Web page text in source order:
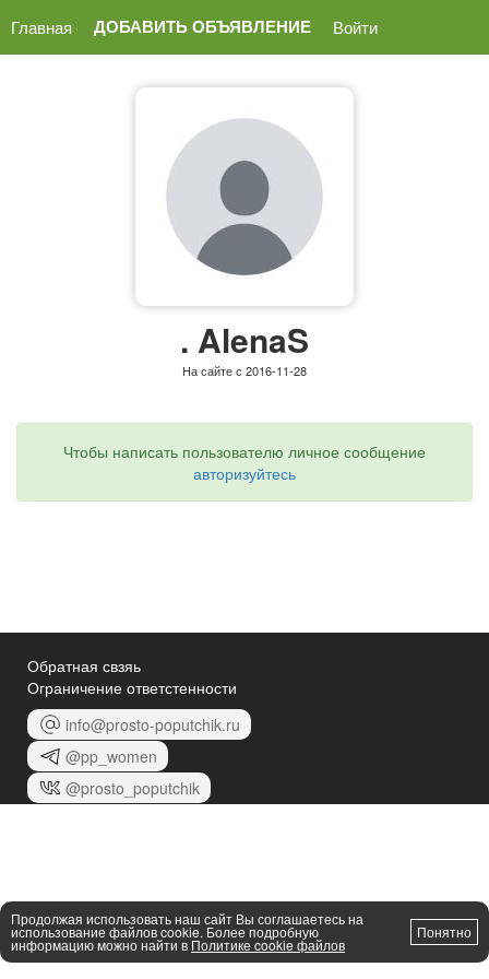
Главная ДОБАВИТЬ ОБЪЯВЛЕНИЕ Войти
. AlenaS
На сайте с 2016-11-28
Чтобы написать пользователю личное сообщение
авторизуйтесь
Обратная свзяь
Ограничение ответстенности
info@prosto-poputchik.ru
@pp_women
@prosto_poputchik
Продолжая использовать наш сайт Вы соглашаетесь на
использование файлов cookie. Более подробную
информацию можно найти в Политике cookie файлов
Понятно